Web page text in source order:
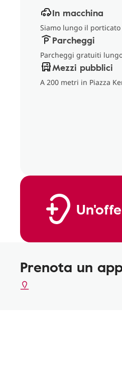
In macchina
Siamo lungo il porticato
Parcheggi
Parcheggi gratuiti
Mezzi pubblici
A 200 metri in Piazza
Prenota un